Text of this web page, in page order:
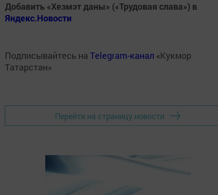
Добавить «Хезмэт даны» («Трудовая слава») в
Яндекс.Новости
Подписывайтесь на Telegram-канал «Кукмор
Татарстан»
Перейти на страницу новости